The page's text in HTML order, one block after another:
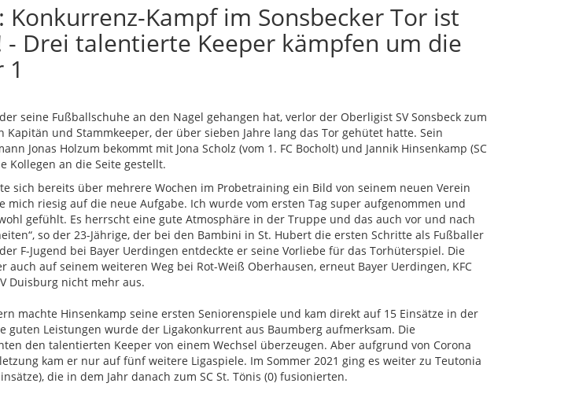
Konkurrenz-Kampf im Sonsbecker Tor ist
- Drei talentierte Keeper kämpfen um die
seine Fußballschuhe an den Nagel gehangen hat, verlor der Oberligist SV Sonsbeck zum
Kapitän und Stammkeeper, der über sieben Jahre lang das Tor gehütet hatte. Sein
Jonas Holzum bekommt mit Jona Scholz (vom 1. FC Bocholt) und Jannik Hinsenkamp (SC
Kollegen an die Seite gestellt.
sich bereits über mehrere Wochen im Probetraining ein Bild von seinem neuen Verein
mich riesig auf die neue Aufgabe. Ich wurde vom ersten Tag super aufgenommen und
gefühlt. Es herrscht eine gute Atmosphäre in der Truppe und das auch vor und nach
so der 23-Jährige, der bei den Bambini in St. Hubert die ersten Schritte als Fußballer
F-Jugend bei Bayer Uerdingen entdeckte er seine Vorliebe für das Torhüterspiel. Die
auch auf seinem weiteren Weg bei Rot-Weiß Oberhausen, erneut Bayer Uerdingen, KFC
Duisburg nicht mehr aus.
machte Hinsenkamp seine ersten Seniorenspiele und kam direkt auf 15 Einsätze in der
guten Leistungen wurde der Ligakonkurrent aus Baumberg aufmerksam. Die
den talentierten Keeper von einem Wechsel überzeugen. Aber aufgrund von Corona
kam er nur auf fünf weitere Ligaspiele. Im Sommer 2021 ging es weiter zu Teutonia
die in dem Jahr danach zum SC St. Tönis (0) fusionierten.